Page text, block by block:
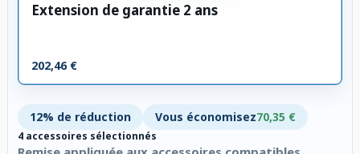
Extension de garantie 2 ans
202,46 €
12% de réduction Vous économisez70,35 €
4 accessoires sélectionnés